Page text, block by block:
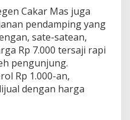
Cakar Mas juga
pendamping yang
sate-satean,
Rp 7.000 tersaji rapi
pengunjung.
Rp 1.000-an,
dengan harga